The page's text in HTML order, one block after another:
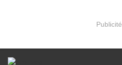
Publicité